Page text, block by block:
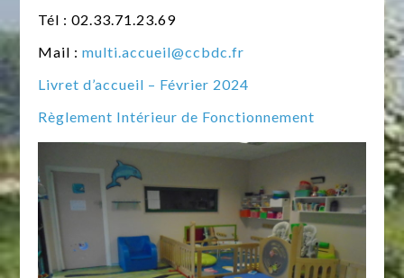
Tél : 02.33.71.23.69
Mail :multi.accueil@ccbdc.fr
Livret d’accueil – Février 2024
Règlement Intérieur de Fonctionnement